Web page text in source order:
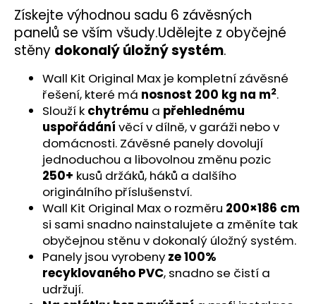
hvězdiček.
Získejte výhodnou sadu 6 závěsných
panelů se vším všudy.Udělejte z obyčejné
stěny dokonalý úložný systém.
Wall Kit Original Max je kompletní závěsné
řešení, které má nosnost 200 kg na m2.
Slouží k chytrému a přehlednému
uspořádání věcí v dílně, v garáži nebo v
domácnosti. Závěsné panely dovolují
jednoduchou a libovolnou změnu pozic
250+ kusů držáků, háků a dalšího
originálního příslušenství.
Wall Kit Original Max o rozměru 200×186 cm
si sami snadno nainstalujete a změníte tak
obyčejnou stěnu v dokonalý úložný systém.
Panely jsou vyrobeny ze 100%
recyklovaného PVC, snadno se čistí a
udržují.
D
o
p
SIMPLO